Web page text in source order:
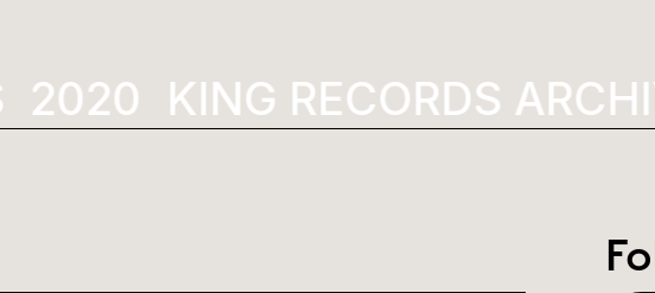
2020 KING RECORDS